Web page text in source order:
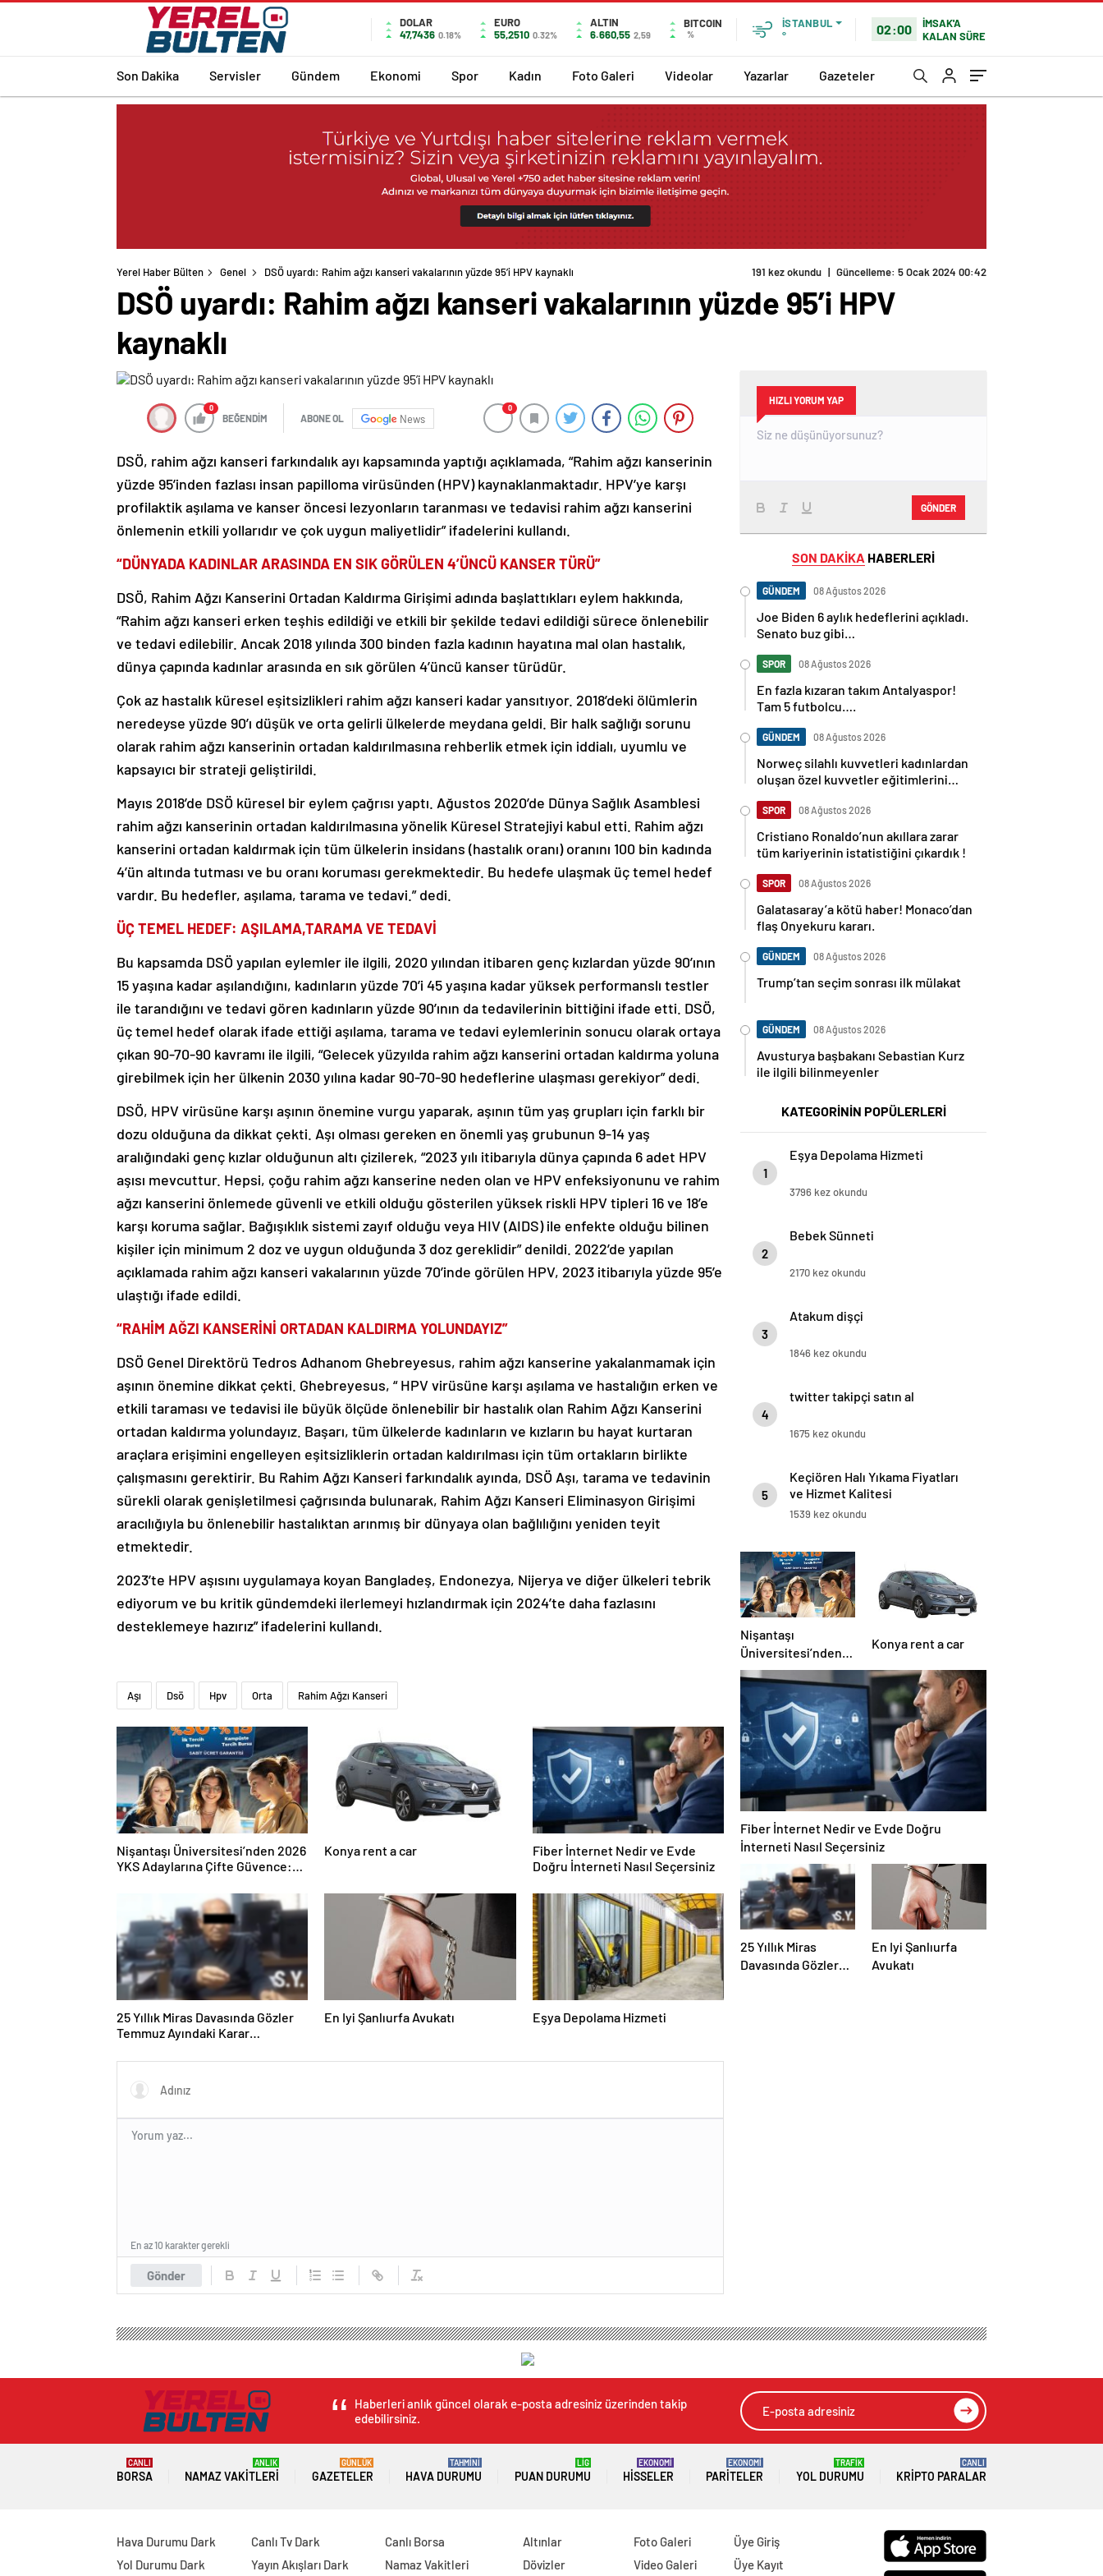
DOLAR
47,7436 0.18%
EURO
55,2510 0.32%
ALTIN
6.660,55 2,59
BITCOIN
%
İSTANBUL
°
02:00
İMSAK'A
KALAN SÜRE
Son Dakika Servisler Gündem Ekonomi Spor Kadın Foto Galeri Videolar Yazarlar Gazeteler
Yerel Haber Bülten Genel DSÖ uyardı: Rahim ağzı kanseri vakalarının yüzde 95’i HPV kaynaklı 191 kez okundu | Güncelleme: 5 Ocak 2024 00:42
DSÖ uyardı: Rahim ağzı kanseri vakalarının yüzde 95’i HPV
kaynaklı
0
BEĞENDİM ABONE OL News
0
DSÖ, rahim ağzı kanseri farkındalık ayı kapsamında yaptığı açıklamada, “Rahim ağzı kanserinin
yüzde 95’inden fazlası insan papilloma virüsünden (HPV) kaynaklanmaktadır. HPV’ye karşı
profilaktik aşılama ve kanser öncesi lezyonların taranması ve tedavisi rahim ağzı kanserini
önlemenin etkili yollarıdır ve çok uygun maliyetlidir” ifadelerini kullandı.
“DÜNYADA KADINLAR ARASINDA EN SIK GÖRÜLEN 4’ÜNCÜ KANSER TÜRÜ”
DSÖ, Rahim Ağzı Kanserini Ortadan Kaldırma Girişimi adında başlattıkları eylem hakkında,
“Rahim ağzı kanseri erken teşhis edildiği ve etkili bir şekilde tedavi edildiği sürece önlenebilir
ve tedavi edilebilir. Ancak 2018 yılında 300 binden fazla kadının hayatına mal olan hastalık,
dünya çapında kadınlar arasında en sık görülen 4’üncü kanser türüdür.
Çok az hastalık küresel eşitsizlikleri rahim ağzı kanseri kadar yansıtıyor. 2018’deki ölümlerin
neredeyse yüzde 90’ı düşük ve orta gelirli ülkelerde meydana geldi. Bir halk sağlığı sorunu
olarak rahim ağzı kanserinin ortadan kaldırılmasına rehberlik etmek için iddialı, uyumlu ve
kapsayıcı bir strateji geliştirildi.
Mayıs 2018’de DSÖ küresel bir eylem çağrısı yaptı. Ağustos 2020’de Dünya Sağlık Asamblesi
rahim ağzı kanserinin ortadan kaldırılmasına yönelik Küresel Stratejiyi kabul etti. Rahim ağzı
kanserini ortadan kaldırmak için tüm ülkelerin insidans (hastalık oranı) oranını 100 bin kadında
4’ün altında tutması ve bu oranı koruması gerekmektedir. Bu hedefe ulaşmak üç temel hedef
vardır. Bu hedefler, aşılama, tarama ve tedavi.” dedi.
ÜÇ TEMEL HEDEF: AŞILAMA,TARAMA VE TEDAVİ
Bu kapsamda DSÖ yapılan eylemler ile ilgili, 2020 yılından itibaren genç kızlardan yüzde 90’ının
15 yaşına kadar aşılandığını, kadınların yüzde 70’i 45 yaşına kadar yüksek performanslı testler
ile tarandığını ve tedavi gören kadınların yüzde 90’ının da tedavilerinin bittiğini ifade etti. DSÖ,
üç temel hedef olarak ifade ettiği aşılama, tarama ve tedavi eylemlerinin sonucu olarak ortaya
çıkan 90-70-90 kavramı ile ilgili, “Gelecek yüzyılda rahim ağzı kanserini ortadan kaldırma yoluna
girebilmek için her ülkenin 2030 yılına kadar 90-70-90 hedeflerine ulaşması gerekiyor” dedi.
DSÖ, HPV virüsüne karşı aşının önemine vurgu yaparak, aşının tüm yaş grupları için farklı bir
dozu olduğuna da dikkat çekti. Aşı olması gereken en önemli yaş grubunun 9-14 yaş
aralığındaki genç kızlar olduğunun altı çizilerek, “2023 yılı itibarıyla dünya çapında 6 adet HPV
aşısı mevcuttur. Hepsi, çoğu rahim ağzı kanserine neden olan ve HPV enfeksiyonunu ve rahim
ağzı kanserini önlemede güvenli ve etkili olduğu gösterilen yüksek riskli HPV tipleri 16 ve 18’e
karşı koruma sağlar. Bağışıklık sistemi zayıf olduğu veya HIV (AIDS) ile enfekte olduğu bilinen
kişiler için minimum 2 doz ve uygun olduğunda 3 doz gereklidir” denildi. 2022’de yapılan
açıklamada rahim ağzı kanseri vakalarının yüzde 70’inde görülen HPV, 2023 itibarıyla yüzde 95’e
ulaştığı ifade edildi.
“RAHİM AĞZI KANSERİNİ ORTADAN KALDIRMA YOLUNDAYIZ”
DSÖ Genel Direktörü Tedros Adhanom Ghebreyesus, rahim ağzı kanserine yakalanmamak için
aşının önemine dikkat çekti. Ghebreyesus, “ HPV virüsüne karşı aşılama ve hastalığın erken ve
etkili taraması ve tedavisi ile büyük ölçüde önlenebilir bir hastalık olan Rahim Ağzı Kanserini
ortadan kaldırma yolundayız. Başarı, tüm ülkelerde kadınların ve kızların bu hayat kurtaran
araçlara erişimini engelleyen eşitsizliklerin ortadan kaldırılması için tüm ortakların birlikte
çalışmasını gerektirir. Bu Rahim Ağzı Kanseri farkındalık ayında, DSÖ Aşı, tarama ve tedavinin
sürekli olarak genişletilmesi çağrısında bulunarak, Rahim Ağzı Kanseri Eliminasyon Girişimi
aracılığıyla bu önlenebilir hastalıktan arınmış bir dünyaya olan bağlılığını yeniden teyit
etmektedir.
2023’te HPV aşısını uygulamaya koyan Bangladeş, Endonezya, Nijerya ve diğer ülkeleri tebrik
ediyorum ve bu kritik gündemdeki ilerlemeyi hızlandırmak için 2024’te daha fazlasını
desteklemeye hazırız” ifadelerini kullandı.
Aşı Dsö Hpv Orta Rahim Ağzı Kanseri
Nişantaşı Üniversitesi’nden 2026
YKS Adaylarına Çifte Güvence:
Konya rent a car
Fiber İnternet Nedir ve Evde
Doğru İnterneti Nasıl Seçersiniz
25 Yıllık Miras Davasında Gözler
Temmuz Ayındaki Karar
En Iyi Şanlıurfa Avukatı Eşya Depolama Hizmeti
Gönder
En az 10 karakter gerekli
HIZLI YORUM YAP
GÖNDER
SON DAKİKA HABERLERİ
GÜNDEM 08 Ağustos 2026
Joe Biden 6 aylık hedeflerini açıkladı.
Senato buz gibi…
SPOR 08 Ağustos 2026
En fazla kızaran takım Antalyaspor!
Tam 5 futbolcu….
GÜNDEM 08 Ağustos 2026
Norweç silahlı kuvvetleri kadınlardan
oluşan özel kuvvetler eğitimlerini
SPOR 08 Ağustos 2026
Cristiano Ronaldo’nun akıllara zarar
tüm kariyerinin istatistiğini çıkardık !
SPOR 08 Ağustos 2026
Galatasaray’a kötü haber! Monaco’dan
flaş Onyekuru kararı.
GÜNDEM 08 Ağustos 2026
Trump’tan seçim sonrası ilk mülakat
GÜNDEM 08 Ağustos 2026
Avusturya başbakanı Sebastian Kurz
ile ilgili bilinmeyenler
KATEGORİNİN POPÜLERLERİ
1
Eşya Depolama Hizmeti
3796 kez okundu
2
Bebek Sünneti
2170 kez okundu
3
Atakum dişçi
1846 kez okundu
4
twitter takipçi satın al
1675 kez okundu
5
Keçiören Halı Yıkama Fiyatları
ve Hizmet Kalitesi
1539 kez okundu
Nişantaşı
Üniversitesi’nden
2026 YKS
Adaylarına Çifte
Güvence: Sabit
Ücret ve Kesintisiz
Burs
Konya rent a car
Fiber İnternet Nedir ve Evde Doğru
İnterneti Nasıl Seçersiniz
25 Yıllık Miras
Davasında Gözler
En Iyi Şanlıurfa
Avukatı
Haberleri anlık güncel olarak e-posta adresiniz üzerinden takip
edebilirsiniz.
BORSA
CANLI
NAMAZ VAKITLERI
ANLIK
GAZETELER
GÜNLÜK
HAVA DURUMU
TAHMİNİ
PUAN DURUMU
LİG
HISSELER
EKONOMİ
PARITELER
EKONOMİ
YOL DURUMU
TRAFİK
KRIPTO PARALAR
CANLI
Hava Durumu Dark
Yol Durumu Dark
Canlı Tv Dark
Yayın Akışları Dark
Canlı Borsa
Namaz Vakitleri
Altınlar
Dövizler
Foto Galeri
Video Galeri
Üye Giriş
Üye Kayıt